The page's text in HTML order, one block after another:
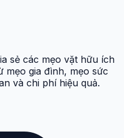
sẻ các mẹo vặt hữu ích
mẹo gia đình, mẹo sức
và chi phí hiệu quả.